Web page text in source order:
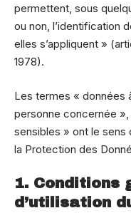
permettent, sous
ou non, l’identification
elles s’appliquent »
1978).
Les termes « données
personne concernée
sensibles » ont le sens
la Protection des
1. Conditions
d’utilisation